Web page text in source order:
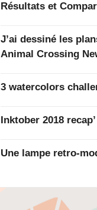
Résultats et
J’ai dessiné les
Animal Crossing
3 watercolors
Inktober 2018 recap’
Une lampe retro-